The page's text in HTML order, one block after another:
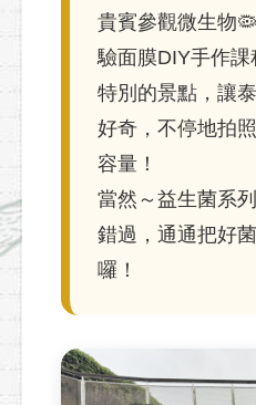
貴賓參觀微生物
驗面膜DIY手作課
特別的景點，讓
好奇，不停地拍
容量！
當然～益生菌系
錯過，通通把好
囉！